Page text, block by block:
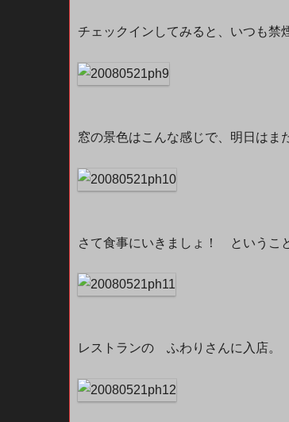
チェックインしてみると、いつも禁
窓の景色はこんな感じで、明日はま
さて食事にいきましょ！ というこ
レストランの ふわりさんに入店。